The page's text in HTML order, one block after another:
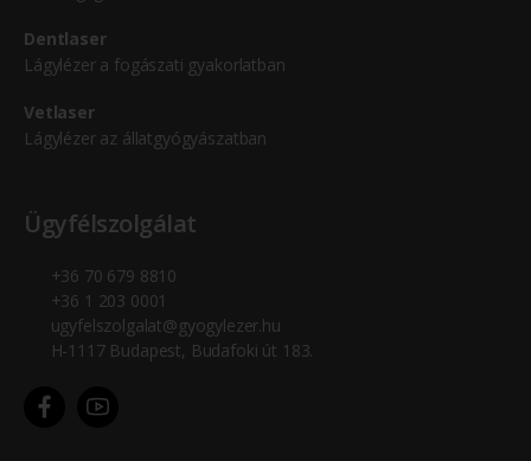
Dentlaser
Lágylézer a fogászati gyakorlatban
Vetlaser
Lágylézer az állatgyógyászatban
Ügyfélszolgálat
+36 70 679 8810
+36 1 203 0001
ugyfelszolgalat@gyogylezer.hu
H-1117 Budapest, Budafoki út 183.